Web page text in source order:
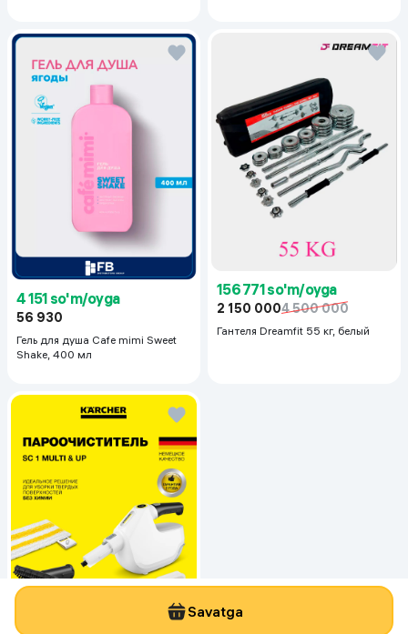
Savatga
4 151 so'm/oyga
56 930
Гель для душа Cafe mimi Sweet
Shake, 400 мл
156 771 so'm/oyga
2 150 0004 500 000
Гантеля Dreamfit 55 кг, белый